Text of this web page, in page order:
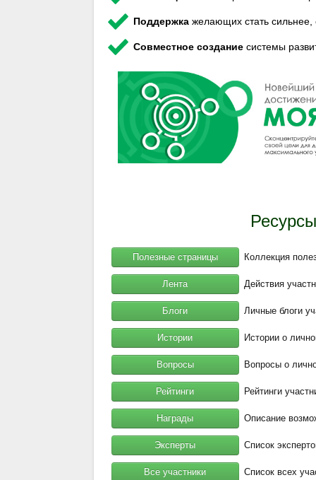
Поддержкажелающих стать сильнее,
Совместное созданиесистемы
Полезные страницы Коллекция
Лента Действия
Блоги Личные блоги
Истории Истории о
Вопросы Вопросы о
Рейтинги Рейтинги
Награды Описание
Эксперты Список
Все участники Список всех